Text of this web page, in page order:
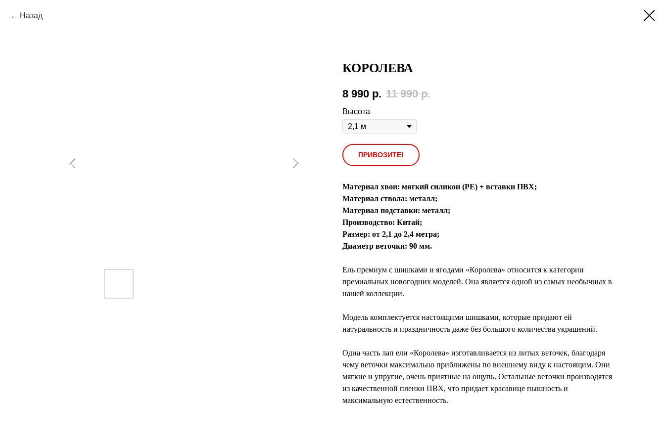
Назад
КОРОЛЕВА
8 990 р. 11 990 р.
Высота
ПРИВОЗИТЕ!
Материал хвои: мягкий силикон (РЕ) + вставки ПВХ;
Материал ствола: металл;
Материал подставки: металл;
Производство: Китай;
Размер: от 2,1 до 2,4 метра;
Диаметр веточки: 90 мм.
Ель премиум с шишками и ягодами «Королева» относится к категории
премиальных новогодних моделей. Она является одной из самых необычных в
нашей коллекции.
Модель комплектуется настоящими шишками, которые придают ей
натуральность и праздничность даже без большого количества украшений.
Одна часть лап ели «Королева» изготавливается из литых веточек, благодаря
чему веточки максимально приближены по внешнему виду к настоящим. Они
мягкие и упругие, очень приятные на ощупь. Остальные веточки производятся
из качественной пленки ПВХ, что придает красавице пышность и
максимальную естественность.